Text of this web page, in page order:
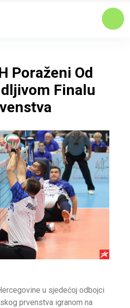
Poraženi Od
Finalu
u sjedećoj odbojci
prvenstva igranom na